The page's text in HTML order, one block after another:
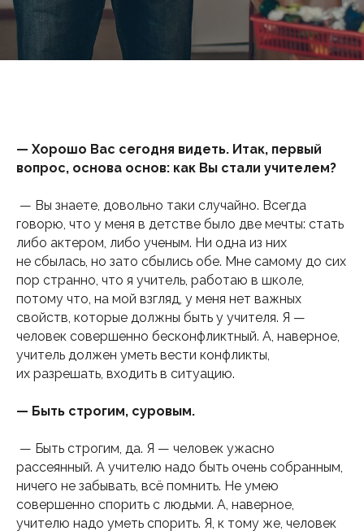
— Хорошо Вас сегодня видеть. Итак, первый
вопрос, основа основ: как Вы стали учителем?
— Вы знаете, довольно таки случайно. Всегда
говорю, что у меня в детстве было две мечты: стать
либо актером, либо ученым. Ни одна из них
не сбылась, но зато сбылись обе. Мне самому до сих
пор странно, что я учитель, работаю в школе,
потому что, на мой взгляд, у меня нет важных
свойств, которые должны быть у учителя. Я —
человек совершенно бесконфликтный. А, наверное,
учитель должен уметь вести конфликты,
их разрешать, входить в ситуацию.
— Быть строгим, суровым.
— Быть строгим, да. Я — человек ужасно
рассеянный. А учителю надо быть очень собранным,
ничего не забывать, всё помнить. Не умею
совершенно спорить с людьми. А, наверное,
учителю надо уметь спорить. Я, к тому же, человек